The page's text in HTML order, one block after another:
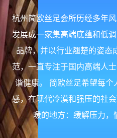
杭州简欧丝足会所历经多年
发展成一家集高端底蕴和低
品牌，并以行业翘楚的姿态
范，一直专注于国内高端人
谐健康。 简欧丝足希望每个
感，在现代冷漠和强压的社
暖的地方：缓解压力，